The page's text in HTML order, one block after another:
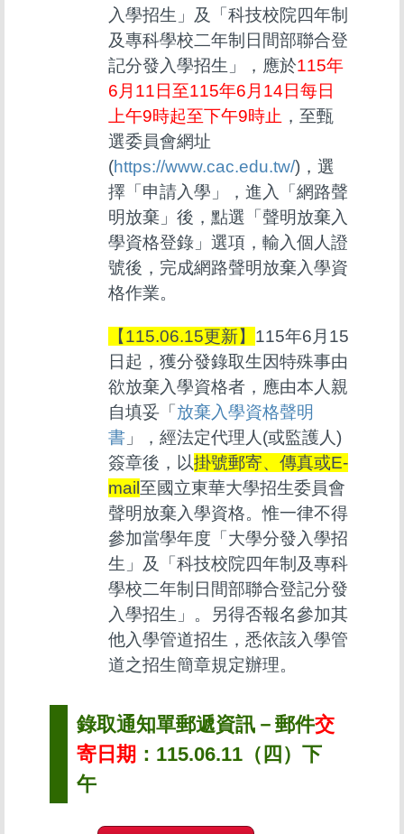
入學招生」及「科技校院四年制
及專科學校二年制日間部聯合登
記分發入學招生」，應於115年
6月11日至115年6月14日每日
上午9時起至下午9時止 ，至甄
選委員會網址
(https://www.cac.edu.tw/)，選
擇「申請入學」，進入「網路聲
明放棄」後，點選「聲明放棄入
學資格登錄」選項，輸入個人證
號後，完成網路聲明放棄入學資
格作業。
【115.06.15更新】 115年6月15
日起，獲分發錄取生因特殊事由
欲放棄入學資格者，應由本人親
自填妥「放棄入學資格聲明
書 」，經法定代理人(或監護人)
簽章後，以掛號郵寄、傳真或E-
mail至國立東華大學招生委員會
聲明放棄入學資格。惟一律不得
參加當學年度「大學分發入學招
生」及「科技校院四年制及專科
學校二年制日間部聯合登記分發
入學招生」。另得否報名參加其
他入學管道招生，悉依該入學管
道之招生簡章規定辦理。
錄取通知單郵遞資訊－郵件交
寄日期 ：115.06.11（四）下
午